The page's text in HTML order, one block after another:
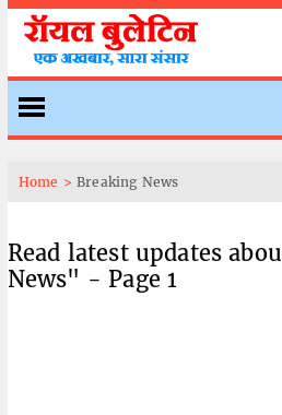
Home > Breaking News
Read latest updates
News" - Page 1